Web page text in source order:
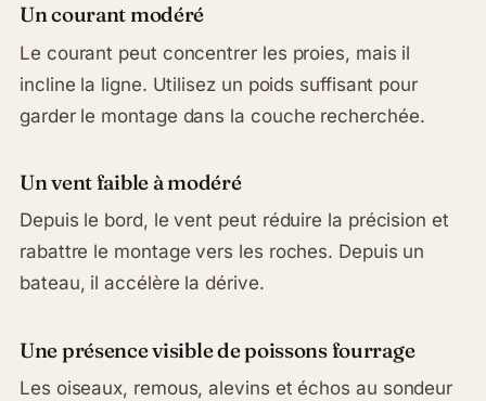
Un courant modéré
Le courant peut concentrer les proies, mais il
incline la ligne. Utilisez un poids suffisant pour
garder le montage dans la couche recherchée.
Un vent faible à modéré
Depuis le bord, le vent peut réduire la précision et
rabattre le montage vers les roches. Depuis un
bateau, il accélère la dérive.
Une présence visible de poissons fourrage
Les oiseaux, remous, alevins et échos au sondeur